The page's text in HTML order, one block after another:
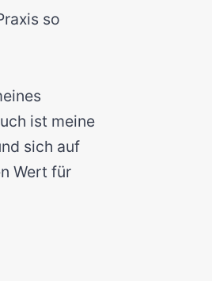
so
ist meine
sich auf
Wert für